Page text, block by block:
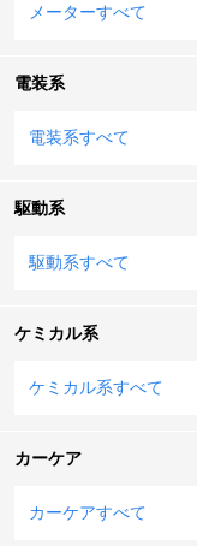
メーターすべて
電装系
電装系すべて
駆動系
駆動系すべて
ケミカル系
ケミカル系すべて
カーケア
カーケアすべて